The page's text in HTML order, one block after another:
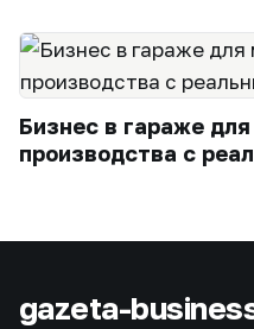
Бизнес в гараже
производства с
gazeta-